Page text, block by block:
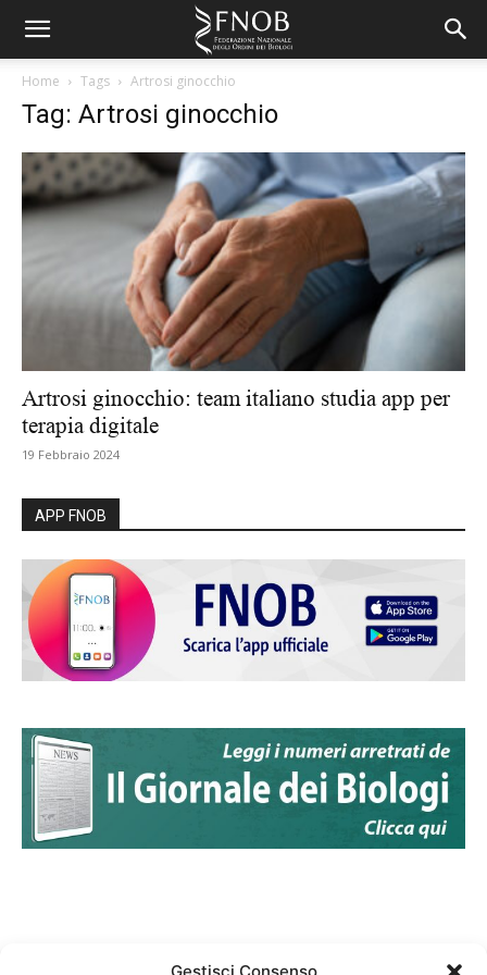
Home Tags Artrosi ginocchio
Tag: Artrosi ginocchio
Artrosi ginocchio: team italiano studia app per
terapia digitale
19 Febbraio 2024
APP FNOB